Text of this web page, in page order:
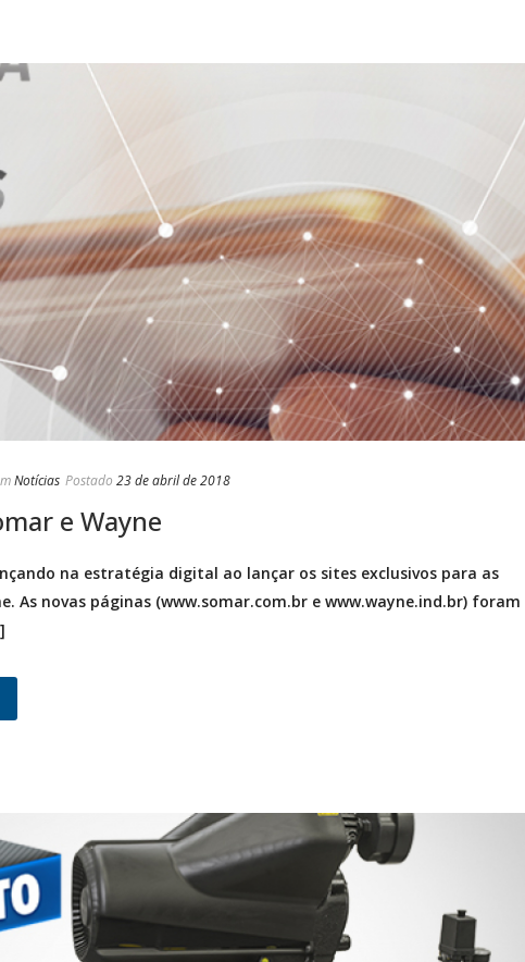
Notícias Postado 23 de abril de 2018
e Wayne
na estratégia digital ao lançar os sites exclusivos para as
As novas páginas (www.somar.com.br e www.wayne.ind.br) foram